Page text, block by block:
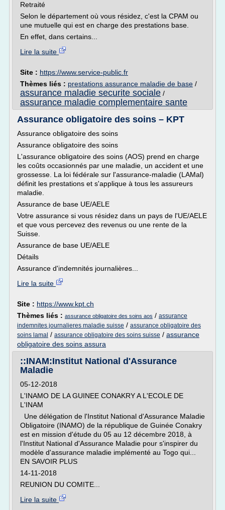
Retraité
Selon le département où vous résidez, c'est la CPAM ou
une mutuelle qui est en charge des prestations base.
En effet, dans certains...
Lire la suite
Site : https://www.service-public.fr
Thèmes liés : prestations assurance maladie de base /
assurance maladie securite sociale /
assurance maladie complementaire sante
Assurance obligatoire des soins – KPT
Assurance obligatoire des soins
Assurance obligatoire des soins
L'assurance obligatoire des soins (AOS) prend en charge
les coûts occasionnés par une maladie, un accident et une
grossesse. La loi fédérale sur l'assurance-maladie (LAMal)
définit les prestations et s'applique à tous les assureurs
maladie.
Assurance de base UE/AELE
Votre assurance si vous résidez dans un pays de l'UE/AELE
et que vous percevez des revenus ou une rente de la
Suisse.
Assurance de base UE/AELE
Détails
Assurance d'indemnités journalières...
Lire la suite
Site : https://www.kpt.ch
Thèmes liés : assurance obligatoire des soins aos / assurance
indemnites journalieres maladie suisse / assurance obligatoire des
soins lamal / assurance obligatoire des soins suisse / assurance
obligatoire des soins assura
::INAM:Institut National d'Assurance
Maladie
05-12-2018
L'INAMO DE LA GUINEE CONAKRY A L'ECOLE DE
L'INAM
Une délégation de l'Institut National d'Assurance Maladie
Obligatoire (INAMO) de la république de Guinée Conakry
est en mission d'étude du 05 au 12 décembre 2018, à
l'Institut National d'Assurance Maladie pour s'inspirer du
modèle d'assurance maladie implémenté au Togo qui...
EN SAVOIR PLUS
14-11-2018
REUNION DU COMITE...
Lire la suite